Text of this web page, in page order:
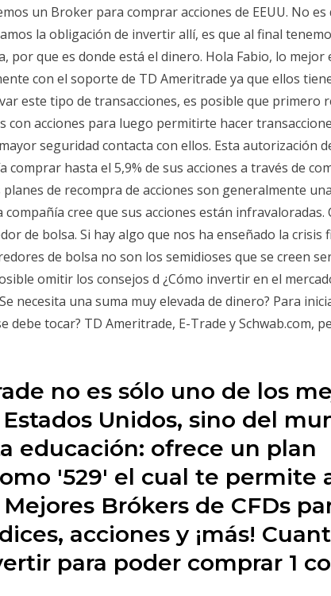
un Broker para comprar acciones de EEUU. No
la obligación de invertir allí, es que al final
por que es donde está el dinero. Hola Fabio, lo mejor
con el soporte de TD Ameritrade ya que ellos
este tipo de transacciones, es posible que primero
con acciones para luego permitirte hacer
seguridad contacta con ellos. Esta autorización
comprar hasta el 5,9% de sus acciones a través de
de recompra de acciones son generalmente
cree que sus acciones están infravaloradas.
de bolsa. Si hay algo que nos ha enseñado la crisis
de bolsa no son los semidioses que se creen
omitir los consejos d ¿Cómo invertir en el
necesita una suma muy elevada de dinero? Para
debe tocar? TD Ameritrade, E-Trade y Schwab.com,
no es sólo uno de los
Unidos, sino del
educación: ofrece un plan
'529' el cual te permite
Brókers de CFDs
acciones y ¡más!
para poder comprar 1